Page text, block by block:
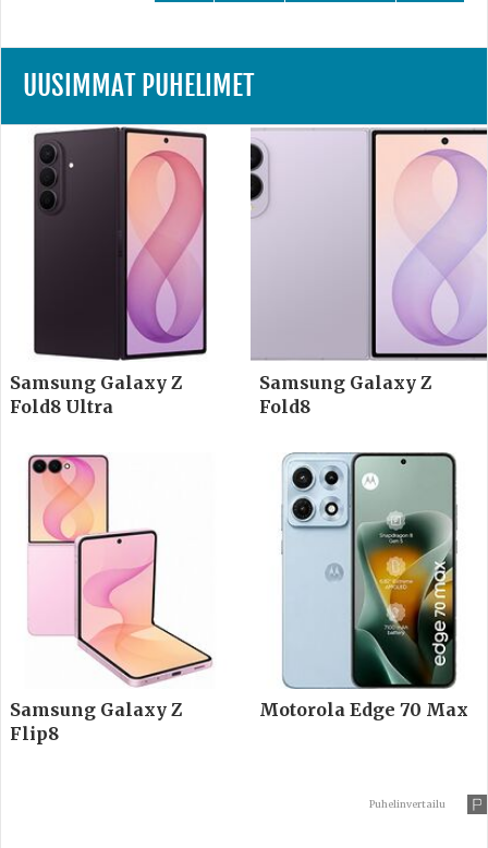
UUSIMMAT PUHELIMET
Samsung Galaxy Z
Fold8 Ultra
Samsung Galaxy Z
Fold8
Samsung Galaxy Z
Flip8
Motorola Edge 70 Max
Puhelinvertailu